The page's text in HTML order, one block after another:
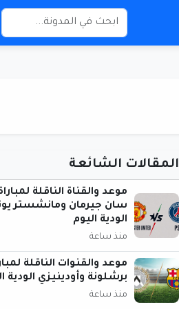
المقالات الشائعة
موعد والقناة الناقلة
سان جيرمان ومانشستر
الودية اليوم
منذ ساعة
موعد والقنوات الناقلة
برشلونة وأودينيزي الودية
منذ ساعة